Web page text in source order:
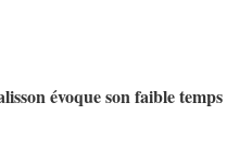
évoque son faible temps